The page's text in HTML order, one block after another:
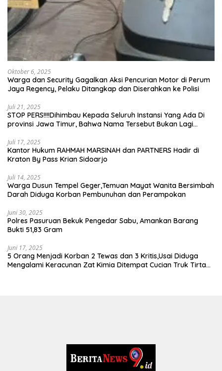
Oktober 6, 2025
Warga dan Security Gagalkan Aksi Pencurian Motor di Perum
Jaya Regency, Pelaku Ditangkap dan Diserahkan ke Polisi
Juli 21, 2025
STOP PERS!!!!Dihimbau Kepada Seluruh Instansi Yang Ada Di
provinsi Jawa Timur, Bahwa Nama Tersebut Bukan Lagi
Juli 17, 2025
Kantor Hukum RAHMAH MARSINAH dan PARTNERS Hadir di
Kraton By Pass Krian Sidoarjo
Juli 14, 2025
Warga Dusun Tempel Geger,Temuan Mayat Wanita Bersimbah
Darah Diduga Korban Pembunuhan dan Perampokan
Juni 30, 2025
Polres Pasuruan Bekuk Pengedar Sabu, Amankan Barang
Bukti 51,83 Gram
Juni 17, 2025
5 Orang Menjadi Korban 2 Tewas dan 3 Kritis,Usai Diduga
Mengalami Keracunan Zat Kimia Ditempat Cucian Truk Tirta